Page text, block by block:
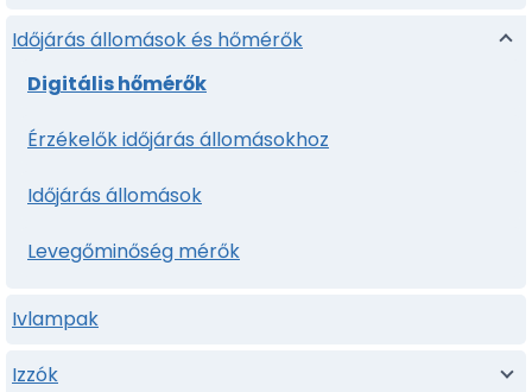
Időjárás állomások és hőmérők
Digitális hőmérők
Érzékelők időjárás állomásokhoz
Időjárás állomások
Levegőminőség mérők
Ivlampak
Izzók